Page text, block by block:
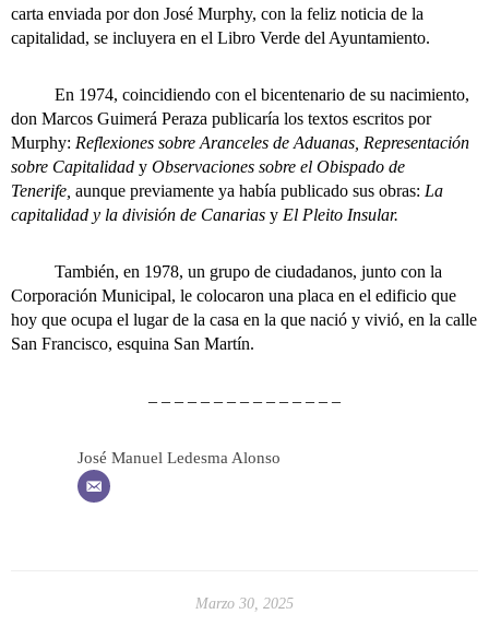
carta enviada por don José Murphy, con la feliz noticia de la
capitalidad, se incluyera en el Libro Verde del Ayuntamiento.
En 1974, coincidiendo con el bicentenario de su nacimiento,
don Marcos Guimerá Peraza publicaría los textos escritos por
Murphy: Reflexiones sobre Aranceles de Aduanas, Representación
sobre Capitalidad y Observaciones sobre el Obispado de
Tenerife, aunque previamente ya había publicado sus obras: La
capitalidad y la división de Canarias y El Pleito Insular.
También, en 1978, un grupo de ciudadanos, junto con la
Corporación Municipal, le colocaron una placa en el edificio que
hoy que ocupa el lugar de la casa en la que nació y vivió, en la calle
San Francisco, esquina San Martín.
– – – – – – – – – – – – – – –
José Manuel Ledesma Alonso
Marzo 30, 2025